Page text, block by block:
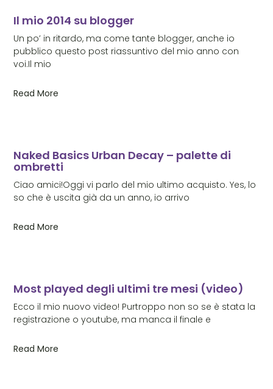
Il mio 2014 su blogger
Un po’ in ritardo, ma come tante blogger, anche io
pubblico questo post riassuntivo del mio anno con
voi.Il mio
Read More
Naked Basics Urban Decay – palette di
ombretti
Ciao amici!Oggi vi parlo del mio ultimo acquisto. Yes, lo
so che è uscita già da un anno, io arrivo
Read More
Most played degli ultimi tre mesi (video)
Ecco il mio nuovo video! Purtroppo non so se è stata la
registrazione o youtube, ma manca il finale e
Read More